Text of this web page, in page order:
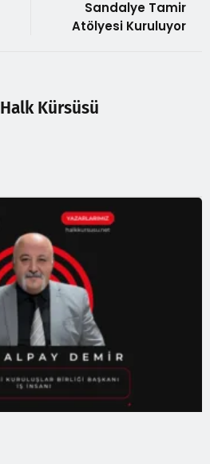
Sandalye Tamir
Atölyesi Kuruluyor
Halk Kürsüsü